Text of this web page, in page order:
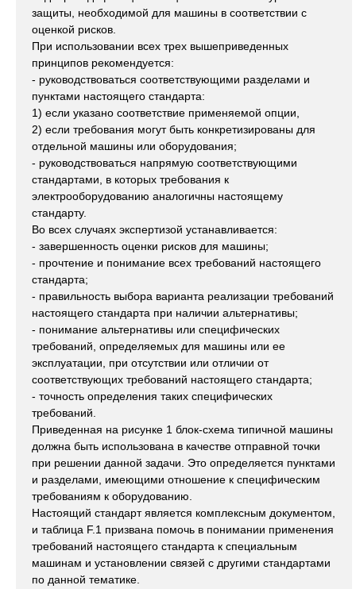
защиты, необходимой для машины в соответствии с
оценкой рисков.
При использовании всех трех вышеприведенных
принципов рекомендуется:
- руководствоваться соответствующими разделами и
пунктами настоящего стандарта:
1) если указано соответствие применяемой опции,
2) если требования могут быть конкретизированы для
отдельной машины или оборудования;
- руководствоваться напрямую соответствующими
стандартами, в которых требования к
электрооборудованию аналогичны настоящему
стандарту.
Во всех случаях экспертизой устанавливается:
- завершенность оценки рисков для машины;
- прочтение и понимание всех требований настоящего
стандарта;
- правильность выбора варианта реализации требований
настоящего стандарта при наличии альтернативы;
- понимание альтернативы или специфических
требований, определяемых для машины или ее
эксплуатации, при отсутствии или отличии от
соответствующих требований настоящего стандарта;
- точность определения таких специфических
требований.
Приведенная на рисунке 1 блок-схема типичной машины
должна быть использована в качестве отправной точки
при решении данной задачи. Это определяется пунктами
и разделами, имеющими отношение к специфическим
требованиям к оборудованию.
Настоящий стандарт является комплексным документом,
и таблица F.1 призвана помочь в понимании применения
требований настоящего стандарта к специальным
машинам и установлении связей с другими стандартами
по данной тематике.